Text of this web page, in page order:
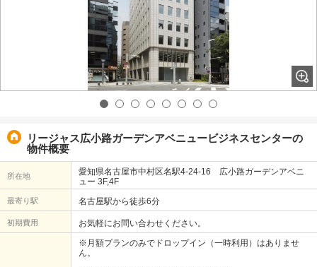
リージャス広小路ガーデンアベニュービジネスセンターの
物件概要
所在地
愛知県名古屋市中村区名駅4-24-16 広小路ガーデンアベニ
ュー 3F,4F
最寄り駅 名古屋駅から徒歩6分
初期費用 お気軽にお問い合わせください。
※月額プランのみでドロップイン（一時利用）はありませ
ん。